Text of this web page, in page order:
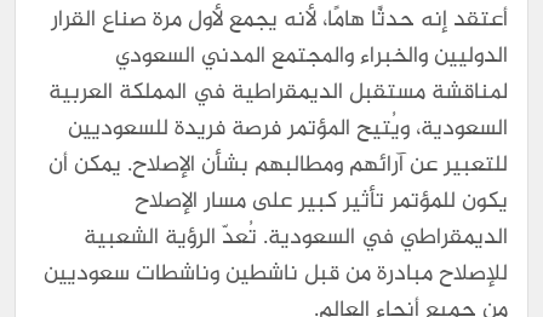
أعتقد إنه حدثًا هامًا، لأنه يجمع لأول مرة صناع القرار
الدوليين والخبراء والمجتمع المدني السعودي
لمناقشة مستقبل الديمقراطية في المملكة العربية
السعودية، ويُتيح المؤتمر فرصة فريدة للسعوديين
للتعبير عن آرائهم ومطالبهم بشأن الإصلاح. يمكن أن
يكون للمؤتمر تأثير كبير على مسار الإصلاح
الديمقراطي في السعودية. تُعدّ الرؤية الشعبية
للإصلاح مبادرة من قبل ناشطين وناشطات سعوديين